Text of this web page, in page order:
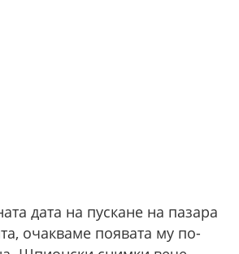
дата на пускане на пазара
очакваме появата му по-